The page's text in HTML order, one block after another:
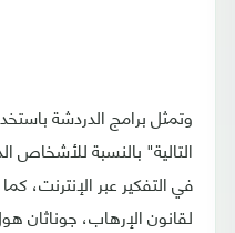
وتمثل برامج الدردشة
التالية" بالنسبة للأشخاص
في التفكير عبر الإنترنت،
لقانون الإرهاب،